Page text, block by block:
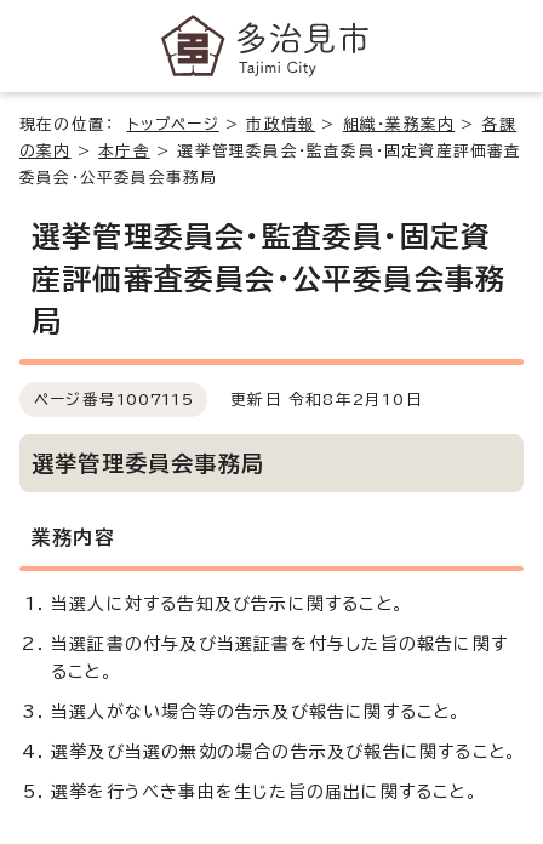
現在の位置： トップページ >市政情報 > 組織・業務案内 > 各課
の案内
>本庁舎 >選挙管理委員会・監査委員・固定資産評価審査
委員会・公平委員会事務局
選挙管理委員会・監査委員・固定資
産評価審査委員会・公平委員会事務
局
ページ番号 1007115 更新日 令和8年2月10日
選挙管理委員会事務局
業務内容
当選人に対する告知及び告示に関すること。
当選証書の付与及び当選証書を付与した旨の報告に関す
ること。
当選人がない場合等の告示及び報告に関すること。
選挙及び当選の無効の場合の告示及び報告に関すること。
選挙を行うべき事由を生じた旨の届出に関すること。